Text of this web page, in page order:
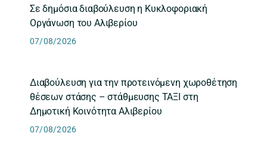
Σε δημόσια διαβούλευση η Κυκλοφοριακή
Οργάνωση του Αλιβερίου
07/08/2026
Διαβούλευση για την προτεινόμενη χωροθέτηση
θέσεων στάσης – στάθμευσης ΤΑΞΙ στη
Δημοτική Κοινότητα Αλιβερίου
07/08/2026